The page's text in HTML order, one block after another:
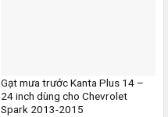
Gạt mưa trước Kanta Plus 14 –
24 inch dùng cho Chevrolet
Spark 2013-2015